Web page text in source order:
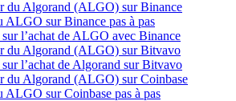
du Algorand (ALGO) sur Binance
ALGO sur Binance pas à pas
l’achat de ALGO avec Binance
du Algorand (ALGO) sur Bitvavo
l’achat de Algorand sur Bitvavo
du Algorand (ALGO) sur Coinbase
ALGO sur Coinbase pas à pas